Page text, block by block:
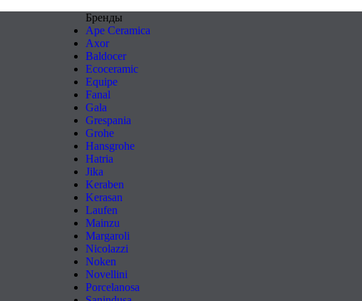
Бренды
Ape Ceramica
Axor
Baldocer
Ecoceramic
Equipe
Fanal
Gala
Grespania
Grohe
Hansgrohe
Hatria
Jika
Keraben
Kerasan
Laufen
Mainzu
Margaroli
Nicolazzi
Noken
Novellini
Porcelanosa